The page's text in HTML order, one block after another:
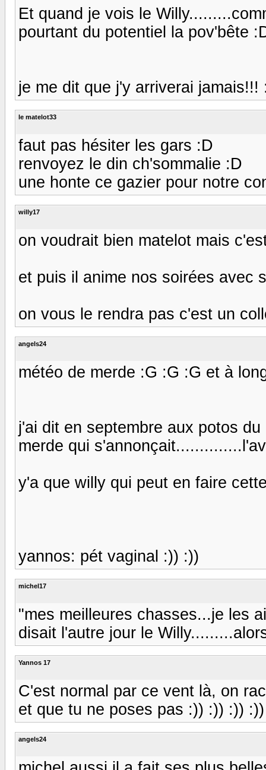
Et quand je vois le
pourtant du potentiel la pov'bête
je me dit que j'y arriverai
le matelot33
faut pas hésiter les gars :D
renvoyez le din ch'sommalie :D
une honte ce gazier pour notre
willy17
on voudrait bien matelot mais
et puis il anime nos soirées avec
on vous le rendra pas c'est un
angels24
météo de merde :G :G :G et à
j'ai dit en septembre aux potos
merde qui
y'a que willy qui peut en faire
yannos: pét vaginal :)) :))
michel17
"mes meilleures chasses...je les
disait l'autre jour le
Yannos 17
C'est normal par ce vent là, on
et que tu ne poses pas :)) :)) :)) :))
angels24